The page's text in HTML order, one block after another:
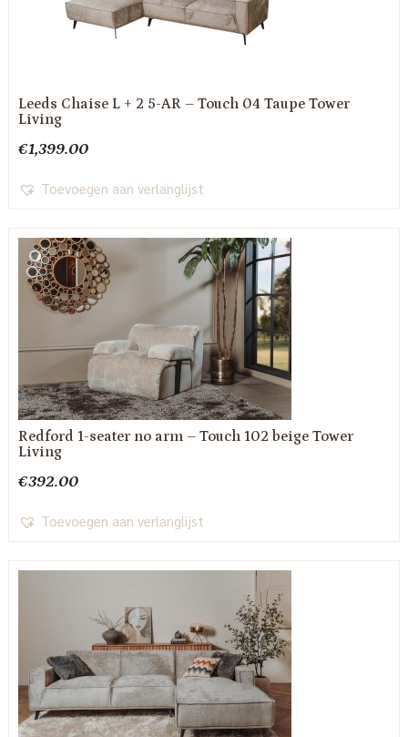
Leeds Chaise L + 2 5-AR – Touch 04 Taupe Tower
Living
€1,399.00
Toevoegen aan verlanglijst
Redford 1-seater no arm – Touch 102 beige Tower
Living
€392.00
Toevoegen aan verlanglijst